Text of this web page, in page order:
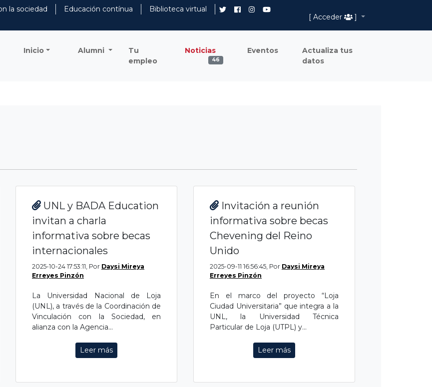
la sociedad Educación contínua
Biblioteca virtual
[ Acceder
]
Inicio Alumni
Tu
empleo
Noticias
46
Eventos
Actualiza tus
datos
UNL y BADA Education
invitan a charla
informativa sobre becas
internacionales
2025-10-24 17:53:11, Por Daysi Mireya
Erreyes Pinzón
La Universidad Nacional de Loja
(UNL), a través de la Coordinación de
Vinculación con la Sociedad, en
alianza con la Agencia...
Leer más
Invitación a reunión
informativa sobre becas
Chevening del Reino
Unido
2025-09-11 16:56:45, Por Daysi Mireya
Erreyes Pinzón
En el marco del proyecto “Loja
Ciudad Universitaria” que integra a la
UNL, la Universidad Técnica
Particular de Loja (UTPL) y...
Leer más